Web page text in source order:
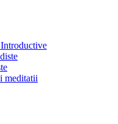
meditatii